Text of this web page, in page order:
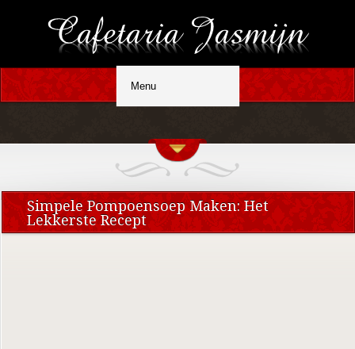
Simpele Pompoensoep Maken: Het
Lekkerste Recept